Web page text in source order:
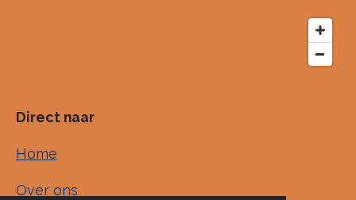
Direct naar
Home
Over ons